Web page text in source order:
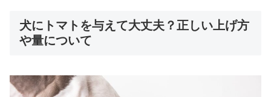
犬にトマトを与えて大丈夫？正しい上げ方
や量について